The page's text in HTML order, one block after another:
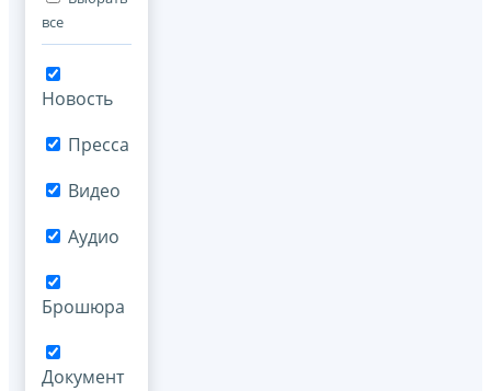
все
Новость
Пресса
Видео
Аудио
Брошюра
Документ